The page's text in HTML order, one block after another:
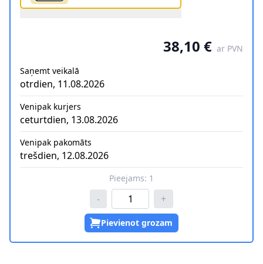
38,10 € ar PVN
Saņemt veikalā
otrdien, 11.08.2026
Venipak kurjers
ceturtdien, 13.08.2026
Venipak pakomāts
trešdien, 12.08.2026
Pieejams: 1
- +
Pievienot grozam